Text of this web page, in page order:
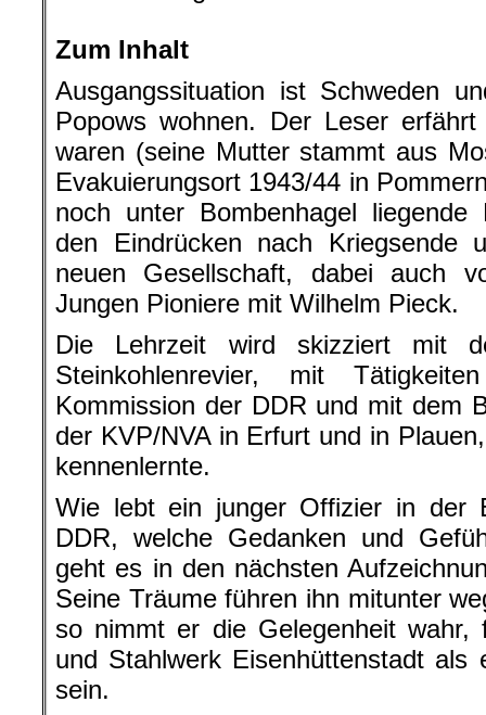
Zum Inhalt
Ausgangssituation ist Schweden
Popows wohnen. Der Leser
waren (seine Mutter stammt aus
Evakuierungsort 1943/44 in
noch unter Bombenhagel liegende
den Eindrücken nach Kriegsende
neuen Gesellschaft, dabei auch
Jungen Pioniere mit Wilhelm Pieck.
Die Lehrzeit wird skizziert mit
Steinkohlenrevier, mit
Kommission der DDR und mit dem
der KVP/NVA in Erfurt und in
kennenlernte.
Wie lebt ein junger Offizier in der
DDR, welche Gedanken und
geht es in den nächsten
Seine Träume führen ihn mitunter
so nimmt er die Gelegenheit
und Stahlwerk Eisenhüttenstadt als
sein.